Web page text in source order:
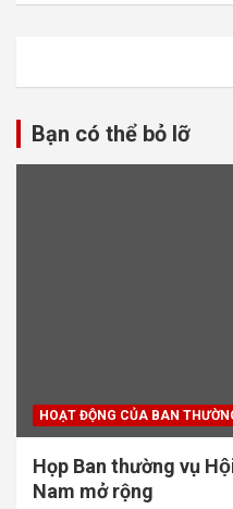
Bạn có thể bỏ lỡ
HOẠT ĐỘNG CỦA BAN
Họp Ban thường vụ
Nam mở rộng